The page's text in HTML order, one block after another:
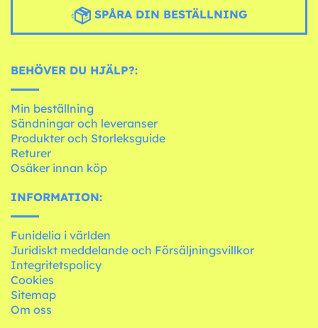
SPÅRA DIN BESTÄLLNING
BEHÖVER DU HJÄLP?:
Min beställning
Sändningar och leveranser
Produkter och Storleksguide
Returer
Osäker innan köp
INFORMATION:
Funidelia i världen
Juridiskt meddelande och Försäljningsvillkor
Integritetspolicy
Cookies
Sitemap
Om oss